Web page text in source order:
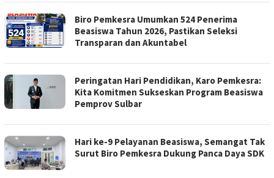
Biro Pemkesra Umumkan 524 Penerima
Beasiswa Tahun 2026, Pastikan Seleksi
Transparan dan Akuntabel
Peringatan Hari Pendidikan, Karo Pemkesra:
Kita Komitmen Sukseskan Program Beasiswa
Pemprov Sulbar
Hari ke-9 Pelayanan Beasiswa, Semangat Tak
Surut Biro Pemkesra Dukung Panca Daya SDK